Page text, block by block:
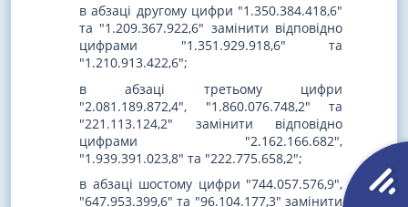
в абзаці другому цифри "1.350.384.418,6"
та "1.209.367.922,6" замінити відповідно
цифрами "1.351.929.918,6" та
"1.210.913.422,6";
в абзаці третьому цифри
"2.081.189.872,4", "1.860.076.748,2" та
"221.113.124,2" замінити відповідно
цифрами "2.162.166.682",
"1.939.391.023,8" та "222.775.658,2";
в абзаці шостому цифри "744.057.576,9",
"647.953.399,6" та "96.104.177,3" замінити